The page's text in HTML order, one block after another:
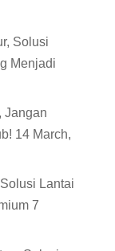
Solusi
Menjadi
Jangan
14 March,
Lantai
7